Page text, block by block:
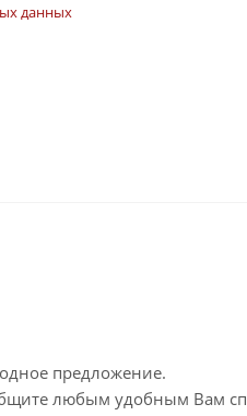
данных
предложение.
любым удобным Вам